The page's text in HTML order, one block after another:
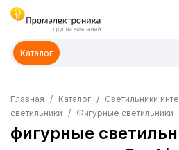
Каталог
Главная Каталог Светильники
светильники
Фигурные светильники
фигурные